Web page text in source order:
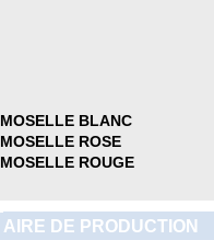
MOSELLE BLANC
MOSELLE ROSE
MOSELLE ROUGE
AIRE DE PRODUCTION